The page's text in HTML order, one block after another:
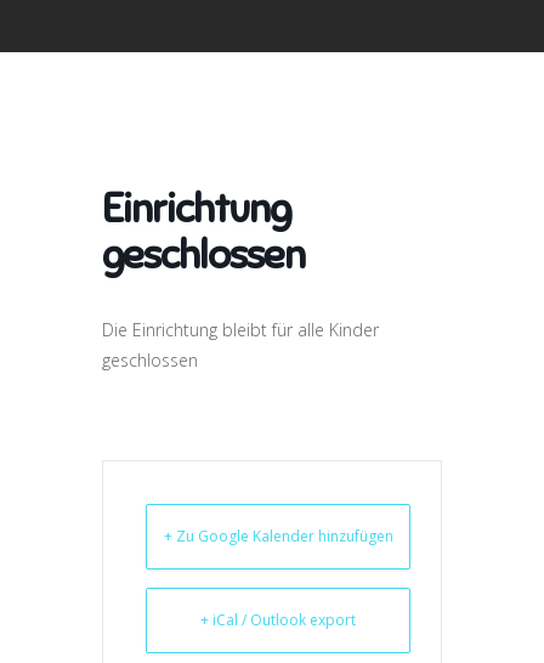
Einrichtung
geschlossen
Die Einrichtung bleibt für alle Kinder
geschlossen
+ Zu Google Kalender hinzufügen
+ iCal / Outlook export